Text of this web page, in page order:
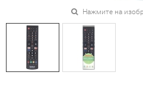
Нажмите на